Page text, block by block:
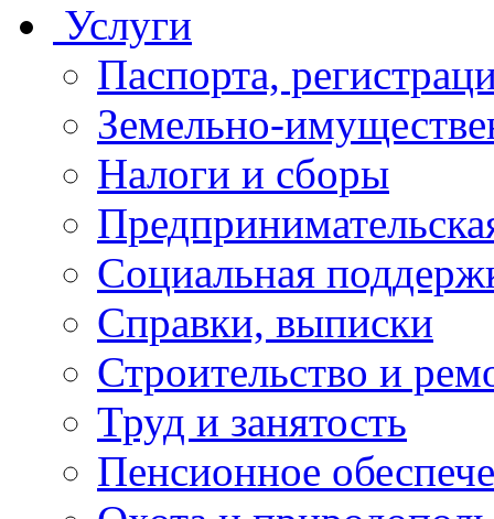
Услуги
Паспорта,
Земельно-
Налоги и сборы
Социальная
Справки, выписки
Строительство и
Труд и занятость
Пенсионное